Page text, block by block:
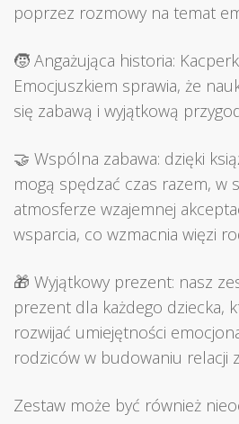
poprzez rozmowy na temat
🧒 Angażująca historia:
Emocjuszkiem sprawia, że
się zabawą i wyjątkową
🤝 Wspólna zabawa: dzięki
mogą spędzać czas razem, w
atmosferze wzajemnej
wsparcia, co wzmacnia więzi
🎁 Wyjątkowy prezent: nasz
prezent dla każdego dziecka,
rozwijać umiejętności
rodziców w budowaniu relacji
Zestaw może być również